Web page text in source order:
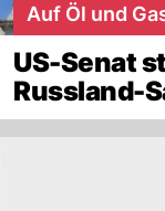
Auf Öl und
US-Senat
Russland-